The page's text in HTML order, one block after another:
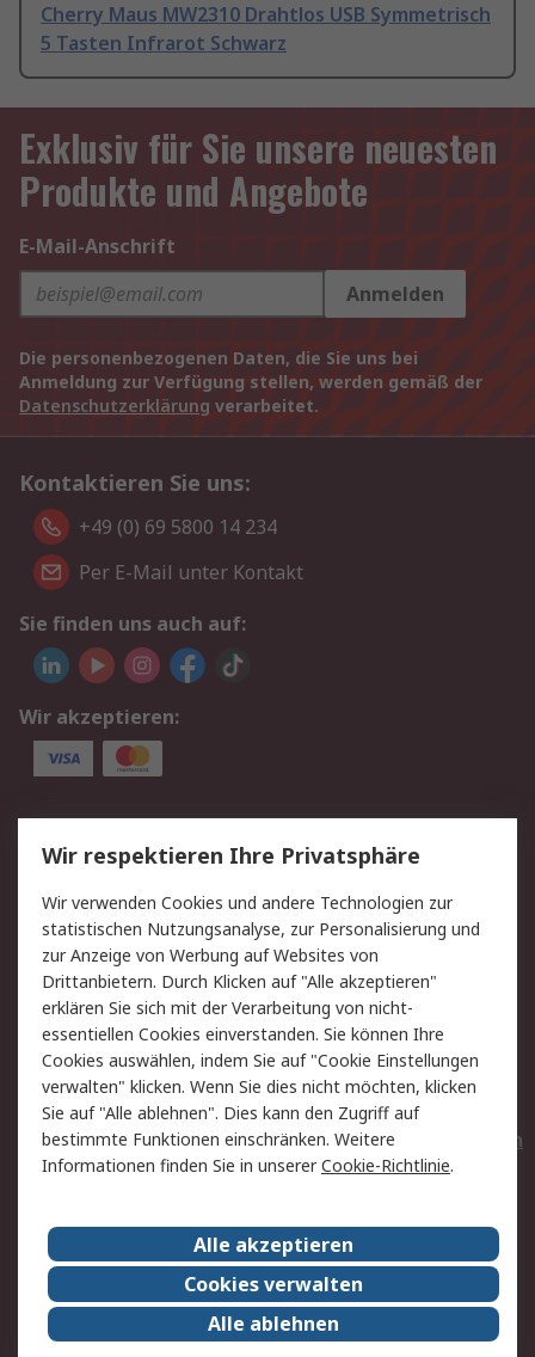
Cherry Maus MW2310 Drahtlos USB Symmetrisch
5 Tasten Infrarot Schwarz
Exklusiv für Sie unsere neuesten
Produkte und Angebote
E-Mail-Anschrift
Anmelden
Die personenbezogenen Daten, die Sie uns bei
Anmeldung zur Verfügung stellen, werden gemäß der
Datenschutzerklärung verarbeitet.
Kontaktieren Sie uns:
+49 (0) 69 5800 14 234
Per E-Mail unter Kontakt
Sie finden uns auch auf:
Wir akzeptieren:
Service
Value Added Services
Lieferlösungen
Rücksendungen
Kontakt
Hilfe
Privatkunden
Rechtliches
AGB
Datenschutz
Cookie-Richtlinie
Zahlungsbedingungen
Copyright/Impressum
Entsorgung
Elektrogeräte/Batterien
RS weltweit
Karriere bei RS
Nachhaltigkeit
Qualität/Umwelt/ZertifikatePresse-Center
Event-Center
Wir respektieren Ihre Privatsphäre
Wir verwenden Cookies und andere Technologien zur
statistischen Nutzungsanalyse, zur Personalisierung und
zur Anzeige von Werbung auf Websites von
Drittanbietern. Durch Klicken auf "Alle akzeptieren"
erklären Sie sich mit der Verarbeitung von nicht-
essentiellen Cookies einverstanden. Sie können Ihre
Cookies auswählen, indem Sie auf "Cookie Einstellungen
verwalten" klicken. Wenn Sie dies nicht möchten, klicken
Sie auf "Alle ablehnen". Dies kann den Zugriff auf
bestimmte Funktionen einschränken. Weitere
Informationen finden Sie in unsererCookie-Richtlinie.
Alle akzeptieren
Cookies verwalten
Alle ablehnen